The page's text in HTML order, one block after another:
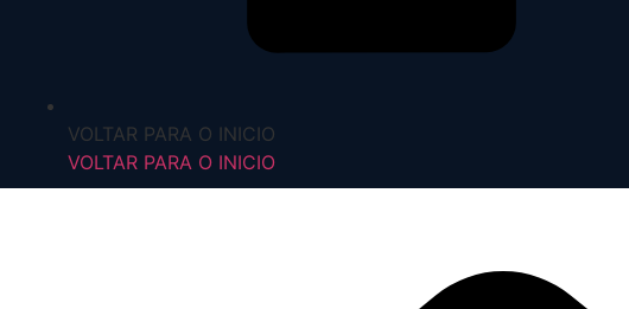
VOLTAR PARA O INICIO
VOLTAR PARA O INICIO